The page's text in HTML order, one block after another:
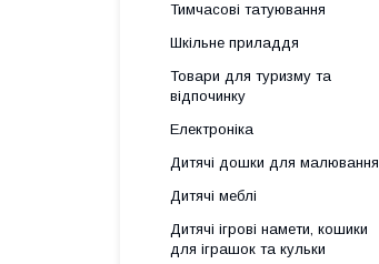
Тимчасові татуювання
Шкільне приладдя
Товари для туризму та
відпочинку
Електроніка
Дитячі дошки для малювання
Дитячі меблі
Дитячі ігрові намети, кошики
для іграшок та кульки